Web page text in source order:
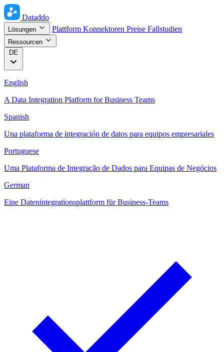
Dataddo
Lösungen Plattform Konnektoren Preise Fallstudien
Ressourcen
DE
English
A Data Integration Platform for Business Teams
Spanish
Una plataforma de integración de datos para equipos empresariales
Portuguese
Uma Plataforma de Integração de Dados para Equipas de Negócios
German
Eine Datenintegrationsplattform für Business-Teams